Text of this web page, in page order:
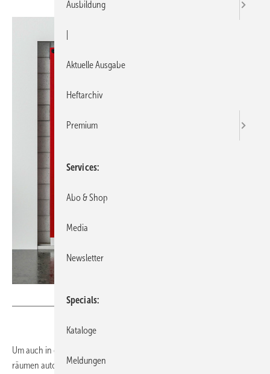
Um auch in den meist seltener frequentierten barrierefreien Sanitär­
räumen automatische Stagnationsspülungen durchführen zu ­können,
Ausbildung
Aktuelle Ausgabe
Heftarchiv
Premium
Services
Abo & Shop
Media
Newsletter
Specials
Kataloge
Meldungen